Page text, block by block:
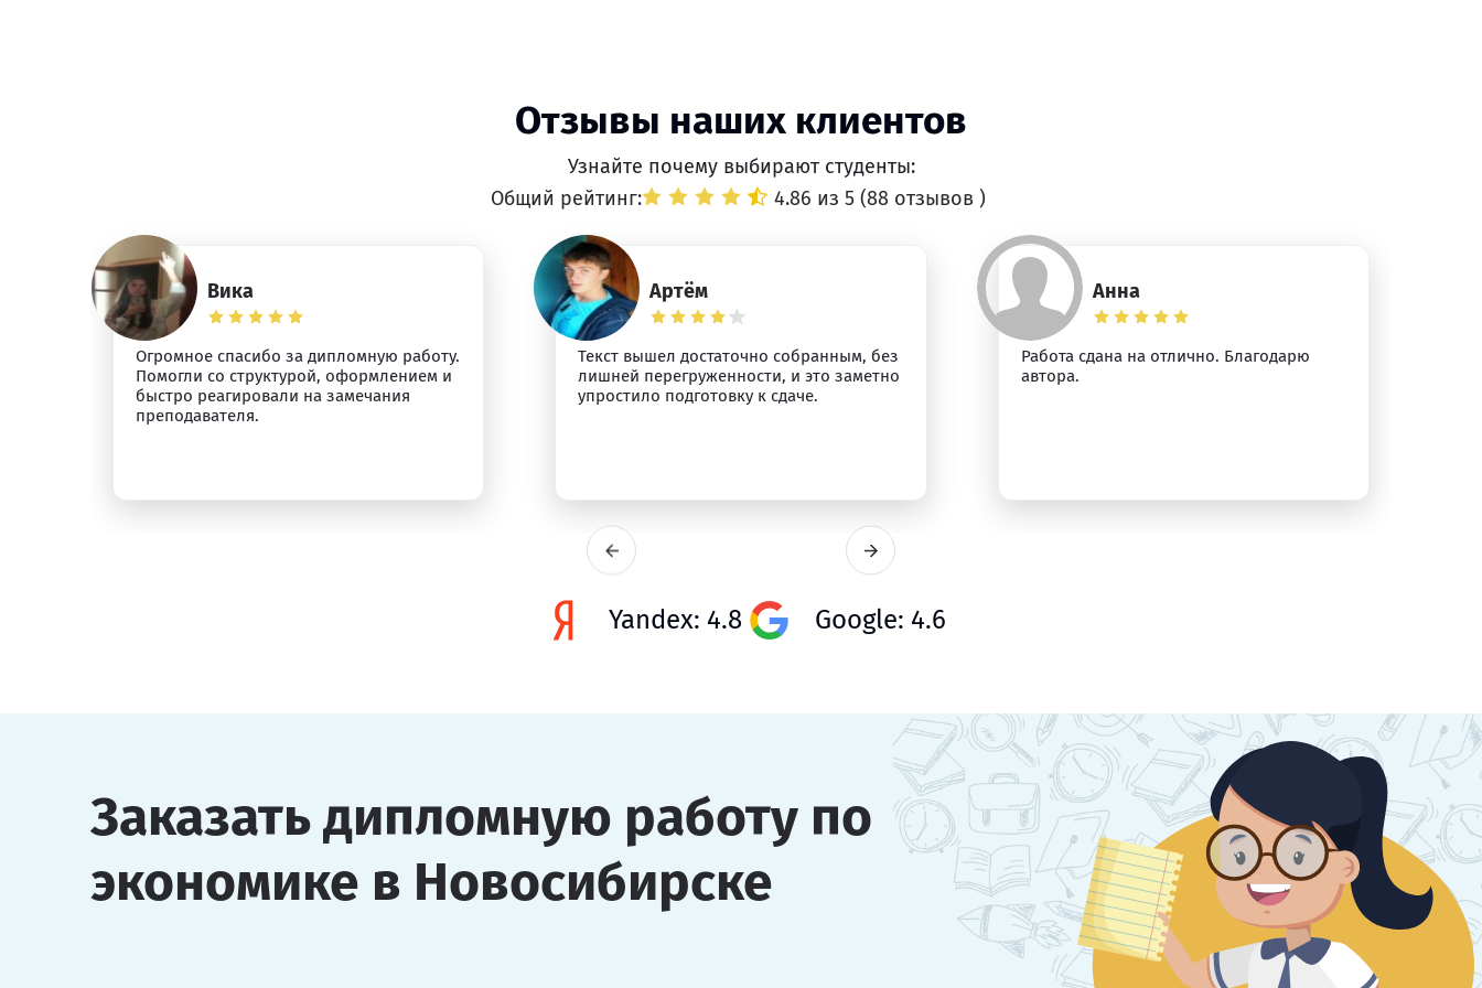
Отзывы наших клиентов
Узнайте почему выбирают студенты:
Общий рейтинг:
4.86 из 5 (88 отзывов )
Вика
Огромное спасибо за дипломную работу.
Помогли со структурой, оформлением и
быстро реагировали на замечания
преподавателя.
Артём
Текст вышел достаточно собранным, без
лишней перегруженности, и это заметно
упростило подготовку к сдаче.
Анна
Работа сдана на отлично. Благодарю
автора.
Yandex: 4.8 Google: 4.6
Заказать дипломную работу по
экономике в Новосибирске